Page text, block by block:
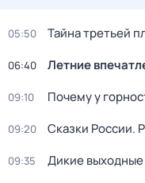
05:50 Тайна третьей
06:40 Летние
09:10 Почему у
09:20 Сказки России.
09:35 Дикие